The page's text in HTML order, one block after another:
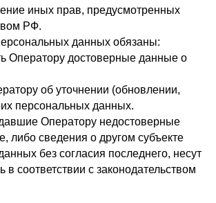
иных прав, предусмотренных
РФ.
данных обязаны:
Оператору достоверные данные о
об уточнении (обновлении,
персональных данных.
Оператору недостоверные
либо сведения о другом субъекте
без согласия последнего, несут
в соответствии с законодательством